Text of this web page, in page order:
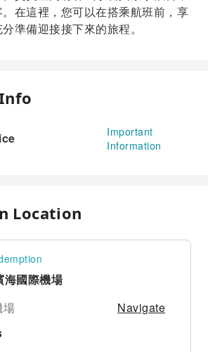
在這裡，您可以在搭乘航班前，享
準備迎接接下來的旅程。
Important
Information
Location
國際機場
場
Navigate